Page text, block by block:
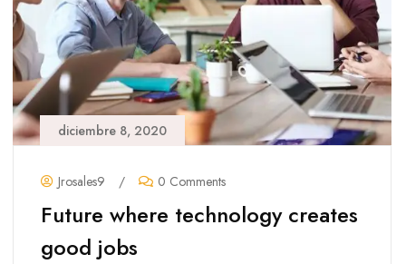
diciembre 8, 2020
Jrosales9 / 0 Comments
Future where technology creates
good jobs